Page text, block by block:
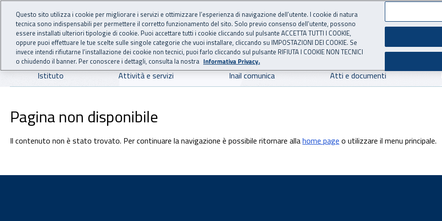
Vai al menu principale
Vai al contenuto principale
INAIL - Istituto Nazionale per l'Assicurazione
Navigazione principale
Istituto Attività e servizi Inail comunica Atti e documenti
Pagina non disponibile
Il contenuto non è stato trovato. Per continuare la navigazione è possibile ritornare allahome page o utilizzare il menu principale.
Questo sito utilizza i cookie per migliorare i servizi e ottimizzare l’esperienza di navigazione dell’utente. I cookie di natura
tecnica sono indispensabili per permettere il corretto funzionamento del sito. Solo previo consenso dell’utente, possono
essere installati ulteriori tipologie di cookie. Puoi accettare tutti i cookie cliccando sul pulsante ACCETTA TUTTI I COOKIE,
oppure puoi effettuare le tue scelte sulle singole categorie che vuoi installare, cliccando su IMPOSTAZIONI DEI COOKIE. Se
invece intendi rifiutarne l’installazione dei cookie non tecnici, puoi farlo cliccando sul pulsante RIFIUTA I COOKIE NON TECNICI
o chiudendo il banner. Per conoscere i dettagli, consulta la nostra Informativa Privacy.